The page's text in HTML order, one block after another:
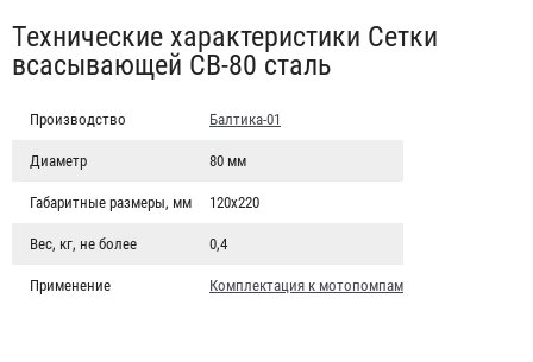
Табы
Технические характеристики Сетки
всасывающей СВ-80 сталь
Производство Балтика-01
Диаметр 80 мм
Габаритные размеры, мм 120х220
Вес, кг, не более 0,4
Применение Комплектация к мотопомпам